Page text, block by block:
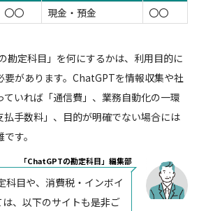
〇〇 現金・預金 〇〇
勘定科目」を何にするかは、利用目的に
要があります。ChatGPTを情報収集や社
ていれば「通信費」、業務自動化の一環
払手数料」、目的が明確でない場合には
す。
「ChatGPTの勘定科目」編集部
科目や、消費税・インボイ
、以下のサイトも是非ご